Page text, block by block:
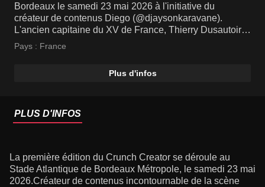
Bordeaux le samedi 23 mai 2026 à l'initiative du
créateur de contenus Diego (@djaysonkaravane).
L'ancien capitaine du XV de France, Thierry Dusautoir,
dirigera la sélection française.
Pays : France
Plus d'infos
PLUS D'INFOS
La première édition du Crunch Creator se déroule au
Stade Atlantique de Bordeaux Métropole, le samedi 23 mai
2026.Créateur de contenus incontournable de la scène